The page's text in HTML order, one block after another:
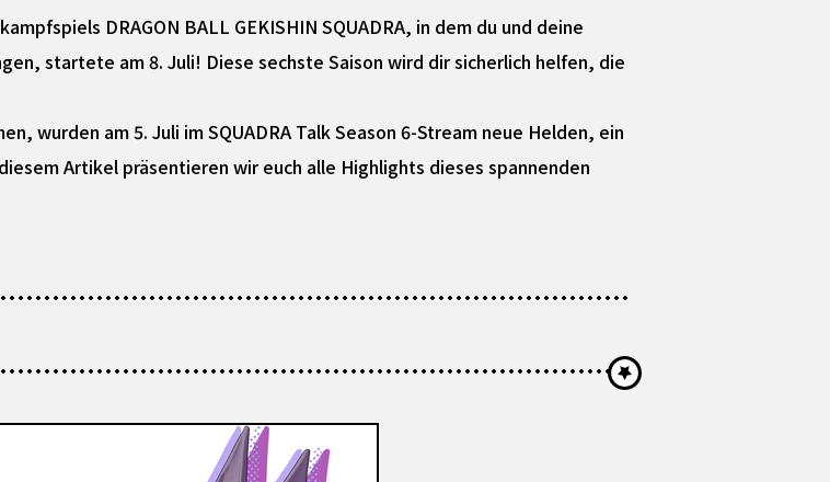
DRAGON BALL GEKISHIN SQUADRA, in dem du und deine
startete am 8. Juli! Diese sechste Saison wird dir sicherlich helfen, die
wurden am 5. Juli im SQUADRA Talk Season 6-Stream neue Helden, ein
Artikel präsentieren wir euch alle Highlights dieses spannenden